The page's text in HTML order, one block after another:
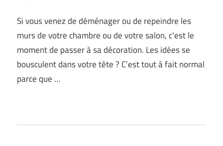
Si vous venez de déménager ou de repeindre les
murs de votre chambre ou de votre salon, c’est le
moment de passer à sa décoration. Les idées se
bousculent dans votre tête ? C’est tout à fait normal
parce que …